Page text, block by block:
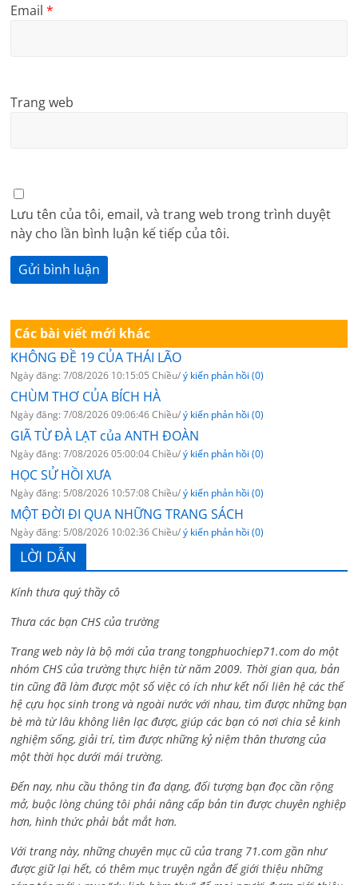
Email*
Trang web
Lưu tên của tôi, email, và trang web trong trình duyệt
này cho lần bình luận kế tiếp của tôi.
Các bài viết mới khác
KHÔNG ĐỀ 19 CỦA THÁI LÃO
Ngày đăng: 7/08/2026 10:15:05 Chiều/ý kiến phản hồi (0)
CHÙM THƠ CỦA BÍCH HÀ
Ngày đăng: 7/08/2026 09:06:46 Chiều/ý kiến phản hồi (0)
GIÃ TỪ ĐÀ LẠT của ANTH ĐOÀN
Ngày đăng: 7/08/2026 05:00:04 Chiều/ý kiến phản hồi (0)
HỌC SỬ HỒI XƯA
Ngày đăng: 5/08/2026 10:57:08 Chiều/ý kiến phản hồi (0)
MỘT ĐỜI ĐI QUA NHỮNG TRANG SÁCH
Ngày đăng: 5/08/2026 10:02:36 Chiều/ý kiến phản hồi (0)
LỜI DẪN
Kính thưa quý thầy cô
Thưa các bạn CHS của trường
Trang web này là bộ mới của trang tongphuochiep71.com do một
nhóm CHS của trường thực hiện từ năm 2009. Thời gian qua, bản
tin cũng đã làm được một số việc có ích như kết nối liên hệ các thế
hệ cựu học sinh trong và ngoài nước với nhau, tìm được những bạn
bè mà từ lâu không liên lạc được, giúp các bạn có nơi chia sẻ kinh
nghiệm sống, giải trí, tìm được những kỷ niệm thân thương của
một thời học dưới mái trường.
Đến nay, nhu cầu thông tin đa dạng, đối tượng bạn đọc cần rộng
mở, buộc lòng chúng tôi phải nâng cấp bản tin được chuyên nghiệp
hơn, hình thức phải bắt mắt hơn.
Với trang này, những chuyên mục cũ của trang 71.com gần như
được giữ lại hết, có thêm mục truyện ngắn để giới thiệu những